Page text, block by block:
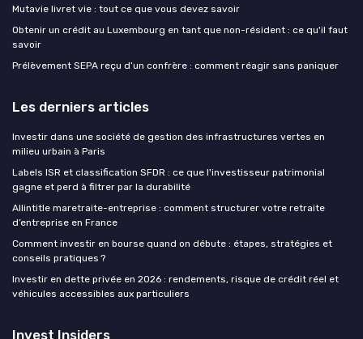
Mutavie livret vie : tout ce que vous devez savoir
Obtenir un crédit au Luxembourg en tant que non-résident : ce qu'il faut
savoir
Prélèvement SEPA reçu d’un confrère : comment réagir sans paniquer
Les derniers articles
Investir dans une société de gestion des infrastructures vertes en
milieu urbain à Paris
Labels ISR et classification SFDR : ce que l'investisseur patrimonial
gagne et perd à filtrer par la durabilité
Allintitle maretraite-entreprise : comment structurer votre retraite
d’entreprise en France
Comment investir en bourse quand on débute : étapes, stratégies et
conseils pratiques ?
Investir en dette privée en 2026 : rendements, risque de crédit réel et
véhicules accessibles aux particuliers
Invest Insiders